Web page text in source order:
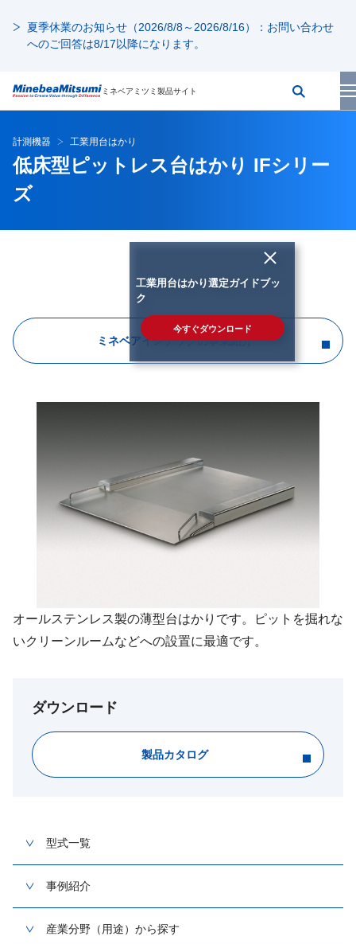
夏季休業のお知らせ（2026/8/8～2026/8/16）：お問い合わせ
へのご回答は8/17以降になります。
ミネベアミツミ製品サイト
計測機器 工業用台はかり
低床型ピットレス台はかり IFシリー
ズ
ミネベアインテックの事業紹介
オールステンレス製の薄型台はかりです。ピットを掘れな
いクリーンルームなどへの設置に最適です。
ダウンロード
製品カタログ
型式一覧
事例紹介
産業分野（用途）から探す
工業用台はかり選定ガイドブッ
ク
今すぐダウンロード